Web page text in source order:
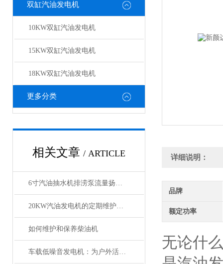
双缸汽油发电机
10KW双缸汽油发电机
15KW双缸汽油发电机
18KW双缸汽油发电机
更多分类
相关文章 / ARTICLE
6寸汽油抽水机排涝泵流量扬程有多大
20KW汽油发电机的定期维护可减少不必要的损失
如何维护和保养柴油机
车载低噪音发电机：为户外活动提供可靠电力支持
详细说明：
品牌
额定功率
无论什